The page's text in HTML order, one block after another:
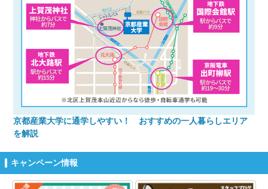
京都産業大学に通学しやすい！ おすすめの一人暮らしエリア
を解説
キャンペーン情報